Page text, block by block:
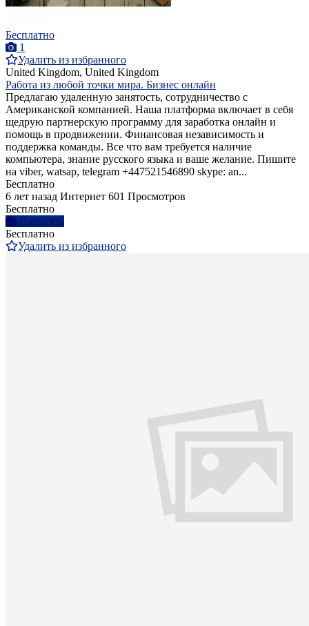
Бесплатно
1
Удалить из избранного
United Kingdom, United Kingdom
Работа из любой точки мира. Бизнес онлайн
Предлагаю удаленную занятость, сотрудничество с
Американской компанией. Наша платформа включает в себя
щедрую партнерскую программу для заработка онлайн и
помощь в продвижении. Финансовая независимость и
поддержка команды. Все что вам требуется наличие
компьютера, знание русского языка и ваше желание. Пишите
на viber, watsap, telegram +447521546890 skype: an...
Бесплатно
6 лет назад Интернет 601 Просмотров
Бесплатно
Написать
Бесплатно
Удалить из избранного